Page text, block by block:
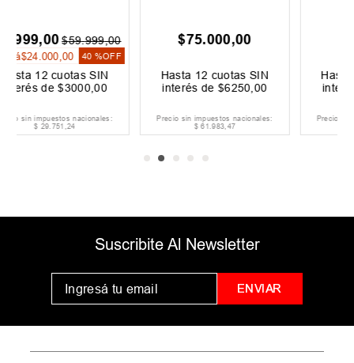
$75.000,
Hasta12cuotas SIN
interés de
Precio sin impuestos nacionales:
$40
Hasta12cuotas SIN
interés de
Precio sin impuestos nacionales:
Suscribite Al Newsletter
ENVIAR